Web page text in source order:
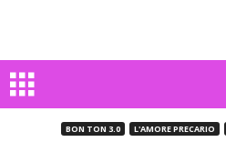
BON TON 3.0 L'AMORE PRECARIO